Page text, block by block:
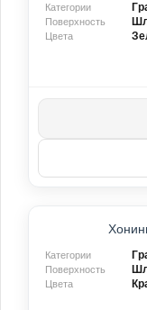
Категории
Поверхность
Цвета
Категории
Поверхность
Цвета